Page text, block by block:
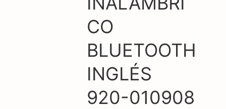
CO
BLUETOOTH
INGLÉS
920-010908